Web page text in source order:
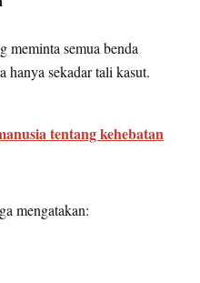
meminta semua benda
hanya sekadar tali kasut.
tentang kehebatan
mengatakan: